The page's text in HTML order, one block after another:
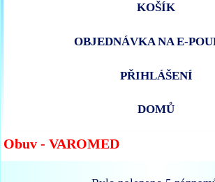
KOŠÍK
OBJEDNÁVKA NA E-
PŘIHLÁŠENÍ
DOMŮ
Obuv - VAROMED